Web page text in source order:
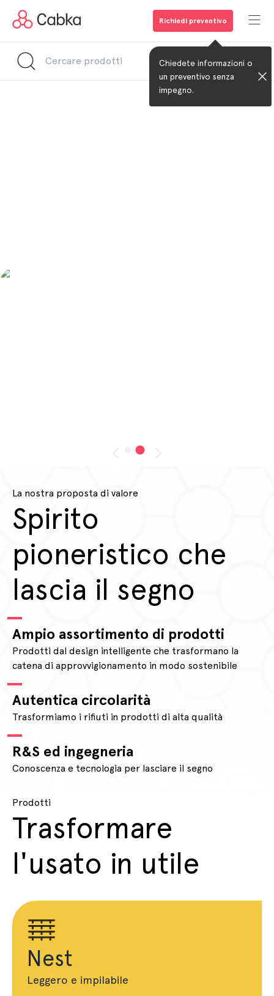
Richiedi preventivo
Chiedete informazioni o
un preventivo senza
impegno.
La nostra proposta di valore
Spirito
pioneristico che
lascia il segno
Ampio assortimento di prodotti
Prodotti dal design intelligente che trasformano la
catena di approvvigionamento in modo sostenibile
Autentica circolarità
Trasformiamo i rifiuti in prodotti di alta qualità
R&S ed ingegneria
Conoscenza e tecnologia per lasciare il segno
Prodotti
Trasformare
l'usato in utile
Nest
Leggero e impilabile